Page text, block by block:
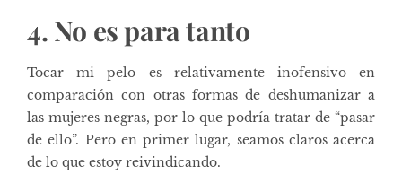
4. No es para tanto
Tocar mi pelo es relativamente inofensivo en
comparación con otras formas de deshumanizar a
las mujeres negras, por lo que podría tratar de “pasar
de ello”. Pero en primer lugar, seamos claros acerca
de lo que estoy reivindicando.